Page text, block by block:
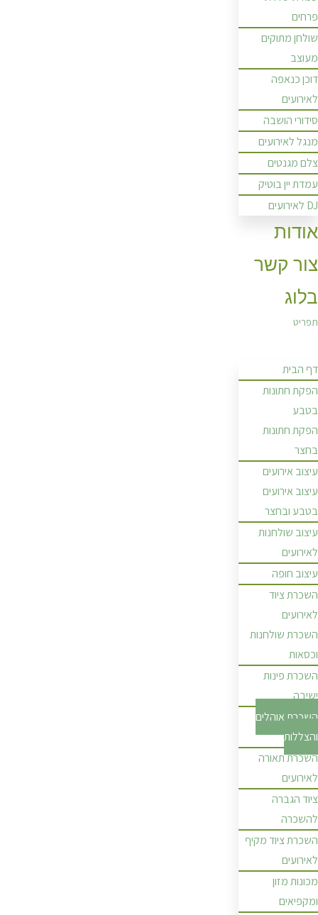
פרחים
שולחן מתוקים
מעוצב
דוכן כנאפה
לאירועים
סידורי הושבה
מנגל לאירועים
צלם מגנטים
עמדת יין בוטיק
DJ לאירועים
אודות
צור קשר
בלוג
תפריט
דף הבית
הפקת חתונות
בטבע
הפקת חתונות
בחצר
עיצוב אירועים
עיצוב אירועים
בטבע ובחצר
עיצוב שולחנות
לאירועים
עיצוב חופה
השכרת ציוד
לאירועים
השכרת שולחנות
וכסאות
השכרת פינות
ישיבה
השכרת אוהלים
והצללות
השכרת תאורה
לאירועים
ציוד הגברה
להשכרה
השכרת ציוד מקיף
לאירועים
מכונות מזון
ומקפיאים